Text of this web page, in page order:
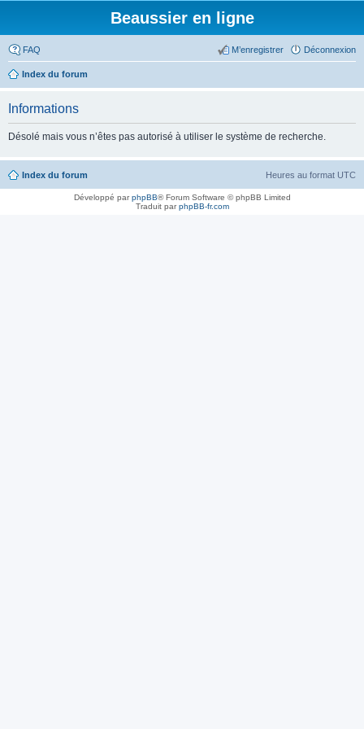
Beaussier en ligne
FAQ Déconnexion
M’enregistrer
Index du forum
Informations
Désolé mais vous n’êtes pas autorisé à utiliser le système de recherche.
Index du forum Heures au format UTC
Développé parphpBB® Forum Software © phpBB Limited
Traduit parphpBB-fr.com